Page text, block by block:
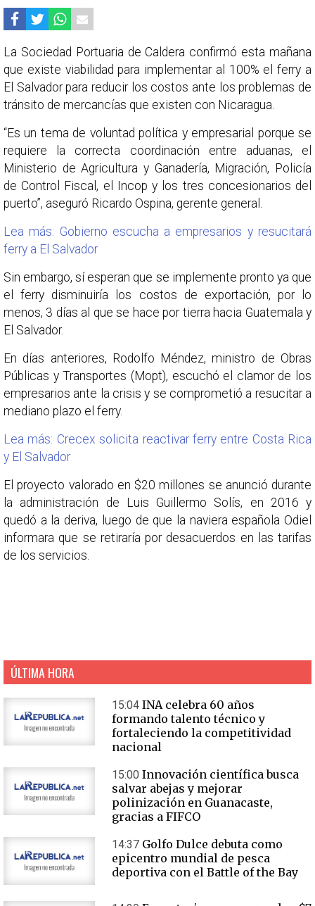
La Sociedad Portuaria de Caldera confirmó esta mañana
que existe viabilidad para implementar al 100% el ferry a
El Salvador para reducir los costos ante los problemas de
tránsito de mercancías que existen con Nicaragua.
“Es un tema de voluntad política y empresarial porque se
requiere la correcta coordinación entre aduanas, el
Ministerio de Agricultura y Ganadería, Migración, Policía
de Control Fiscal, el Incop y los tres concesionarios del
puerto”, aseguró Ricardo Ospina, gerente general.
Lea más: Gobierno escucha a empresarios y resucitará
ferry a El Salvador
Sin embargo, sí esperan que se implemente pronto ya que
el ferry disminuiría los costos de exportación, por lo
menos, 3 días al que se hace por tierra hacia Guatemala y
El Salvador.
En días anteriores, Rodolfo Méndez, ministro de Obras
Públicas y Transportes (Mopt), escuchó el clamor de los
empresarios ante la crisis y se comprometió a resucitar a
mediano plazo el ferry.
Lea más: Crecex solicita reactivar ferry entre Costa Rica
y El Salvador
El proyecto valorado en $20 millones se anunció durante
la administración de Luis Guillermo Solís, en 2016 y
quedó a la deriva, luego de que la naviera española Odiel
informara que se retiraría por desacuerdos en las tarifas
de los servicios.
ÚLTIMA HORA
15:04 INA celebra 60 años
formando talento técnico y
fortaleciendo la competitividad
nacional
15:00 Innovación científica busca
salvar abejas y mejorar
polinización en Guanacaste,
gracias a FIFCO
14:37 Golfo Dulce debuta como
epicentro mundial de pesca
deportiva con el Battle of the Bay